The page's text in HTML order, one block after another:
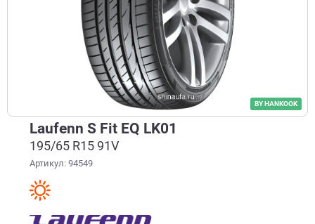
BY HANKOOK
Laufenn S Fit EQ LK01
195/65 R15 91V
Артикул: 94549